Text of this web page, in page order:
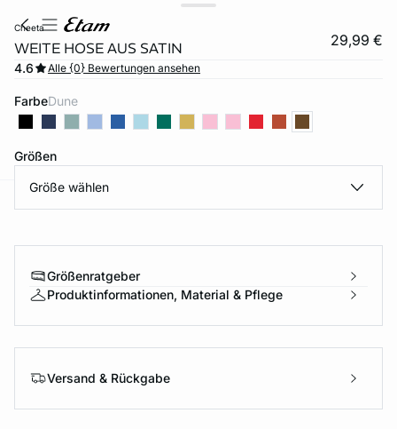
cheeta
WEITE HOSE AUS SATIN 29,99 €
4.6 Alle {0} Bewertungen ansehen
Farbe dune
Größen
Größe wählen
Größenratgeber
Produktinformationen, Material & Pflege
Versand & Rückgabe